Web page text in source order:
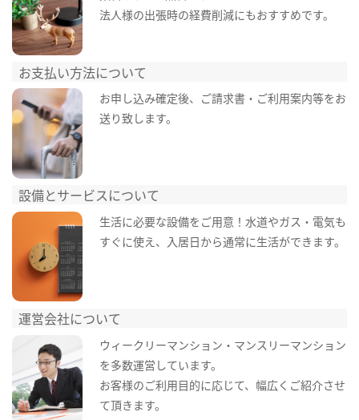
法人様の出張時の経費削減にもおすすめです。
お支払い方法について
お申し込み確定後、ご請求書・ご利用案内等をお
送り致します。
設備とサービスについて
生活に必要な設備をご用意！水道やガス・電気も
すぐに使え、入居日から通常に生活ができます。
運営会社について
ウィークリーマンション・マンスリーマンション
を多数運営しています。
お客様のご利用目的に応じて、幅広くご紹介させ
て頂きます。